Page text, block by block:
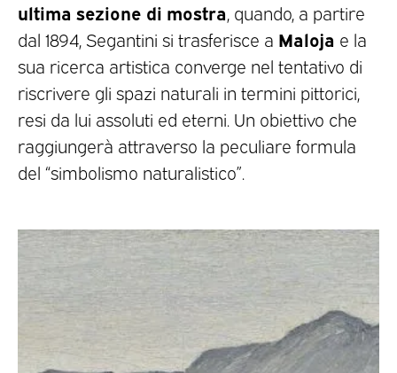
ultima sezione di mostra, quando, a partire
dal 1894, Segantini si trasferisce a Maloja e la
sua ricerca artistica converge nel tentativo di
riscrivere gli spazi naturali in termini pittorici,
resi da lui assoluti ed eterni. Un obiettivo che
raggiungerà attraverso la peculiare formula
del “simbolismo naturalistico”.